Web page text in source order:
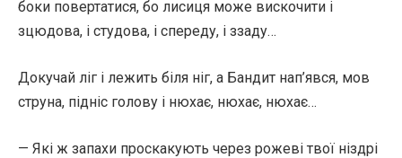
боки повертатися, бо лисиця може вискочити і
зцюдова, і студова, і спереду, і ззаду…
Докучай ліг і лежить біля ніг, а Бандит нап’явся, мов
струна, підніс голову і нюхає, нюхає, нюхає…
— Які ж запахи проскакують через рожеві твої ніздрі